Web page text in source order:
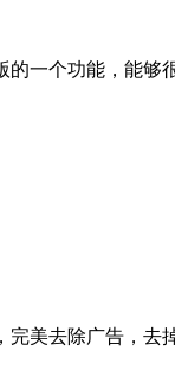
一个功能，能
美去除广告，